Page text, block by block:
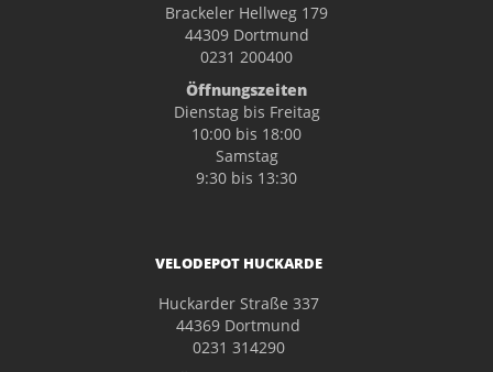
Brackeler Hellweg 179
44309 Dortmund
0231 200400
Öffnungszeiten
Dienstag bis Freitag
10:00 bis 18:00
Samstag
9:30 bis 13:30
VELODEPOT HUCKARDE
Huckarder Straße 337
44369 Dortmund
0231 314290